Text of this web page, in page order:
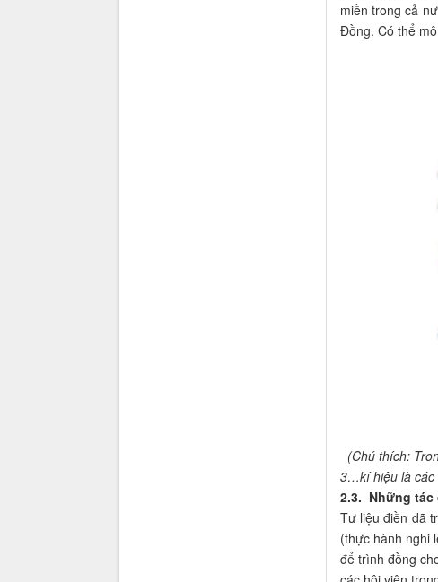
miền trong cả
Đồng. Có thể
(Chú thích:
3…kí hiệu là các
2.3. Những
Tư liệu điền dã
(thực hành nghi
để trình đồng